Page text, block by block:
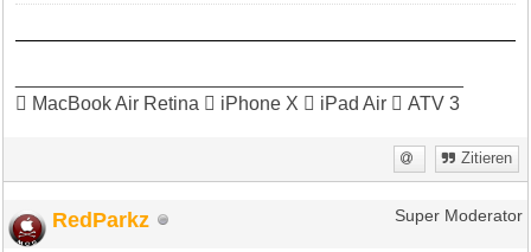
 MacBook Air Retina  iPhone X  iPad Air  ATV 3
Zitieren
RedParkz Super Moderator